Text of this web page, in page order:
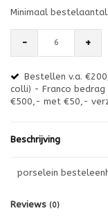
Minimaal bestelaantal:
- +
Bestellen v.a.
colli) - Franco bedrag
€500,- met €50,-
Beschrijving
porselein
Reviews (0)